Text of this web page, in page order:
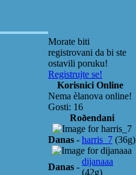
Morate biti
registrovani da bi ste
ostavili poruku!
Registrujte se!
Korisnici Online
Nema èlanova online!
Gosti: 16
Roðendani
Danas - harris_7 (36g)
Danas -
dijanaaa
(42g)